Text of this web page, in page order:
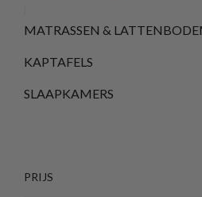
MATRASSEN &
KAPTAFELS
SLAAPKAMERS
PRIJS